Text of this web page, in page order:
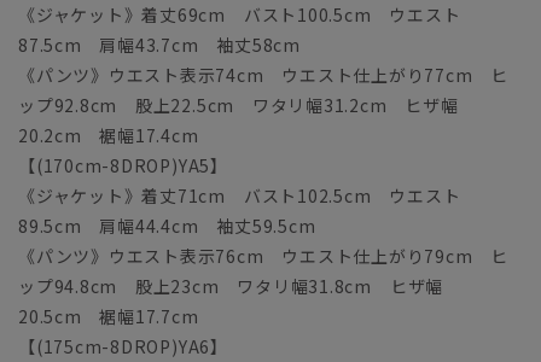
《ジャケット》着丈69cm バスト100.5cm ウエスト
87.5cm 肩幅43.7cm 袖丈58cm
《パンツ》ウエスト表示74cm ウエスト仕上がり77cm ヒ
ップ92.8cm 股上22.5cm ワタリ幅31.2cm ヒザ幅
20.2cm 裾幅17.4cm
【(170cm-8DROP)YA5】
《ジャケット》着丈71cm バスト102.5cm ウエスト
89.5cm 肩幅44.4cm 袖丈59.5cm
《パンツ》ウエスト表示76cm ウエスト仕上がり79cm ヒ
ップ94.8cm 股上23cm ワタリ幅31.8cm ヒザ幅
20.5cm 裾幅17.7cm
【(175cm-8DROP)YA6】